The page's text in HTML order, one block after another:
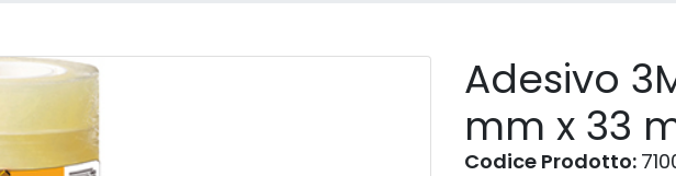
Adesivo
mm x 33
Codice Prodotto: